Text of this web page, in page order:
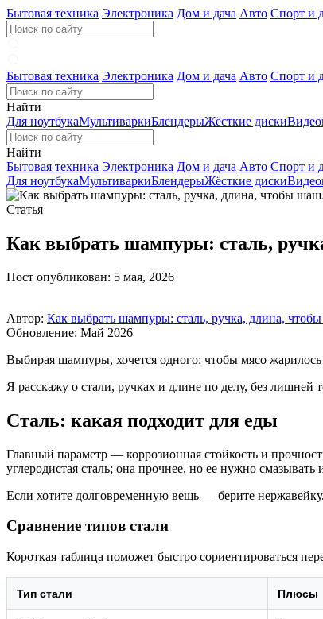
Бытовая техника Электроника Дом и дача Авто Спорт и
Бытовая техника Электроника Дом и дача Авто Спорт и
Найти
Для ноутбукаМультиваркиБлендерыЖёсткие диски
Найти
Бытовая техника Электроника Дом и дача Авто Спорт и
Для ноутбукаМультиваркиБлендерыЖёсткие диски
Статья
Как выбрать шампуры: сталь,
Пост опубликован: 5 мая, 2026
Автор: Как выбрать шампуры: сталь, ручка, длина,
Обновление: Май 2026
Выбирая шампуры, хочется одного: чтобы мясо
Я расскажу о стали, ручках и длине по делу, без лишней
Сталь: какая подходит для еды
Главный параметр — коррозионная стойкость и
углеродистая сталь; она прочнее, но ее нужно
Если хотите долговременную вещь — берите
Сравнение типов стали
Короткая таблица поможет быстро сориентироваться
Тип стали Плюсы